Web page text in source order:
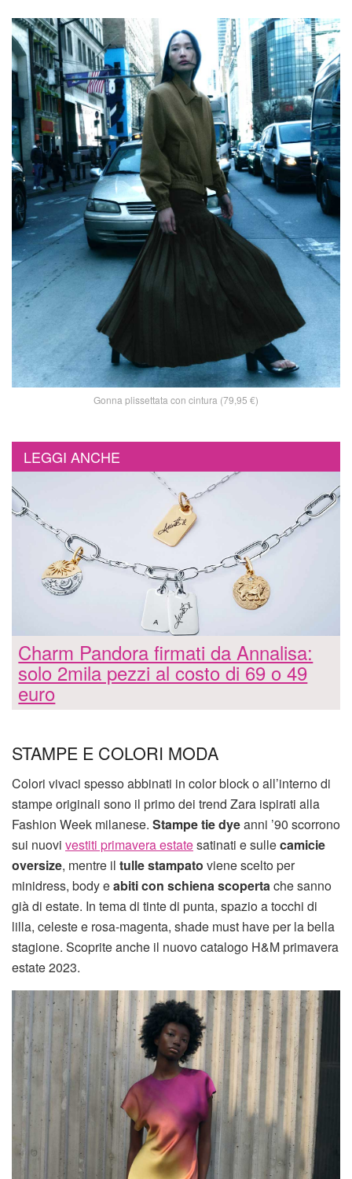
Gonna plissettata con cintura (79,95 €)
LEGGI ANCHE
Charm Pandora firmati da Annalisa:
solo 2mila pezzi al costo di 69 o 49
euro
STAMPE E COLORI MODA
Colori vivaci spesso abbinati in color block o all’interno di
stampe originali sono il primo dei trend Zara ispirati alla
Fashion Week milanese. Stampe tie dyeanni ’90 scorrono
sui nuovi vestiti primavera estatesatinati e sullecamicie
oversize, mentre il tulle stampato viene scelto per
minidress, body eabiti con schiena scopertache sanno
già di estate. In tema di tinte di punta, spazio a tocchi di
lilla, celeste e rosa-magenta, shade must have per la bella
stagione. Scoprite anche il nuovo catalogo H&M primavera
estate 2023.